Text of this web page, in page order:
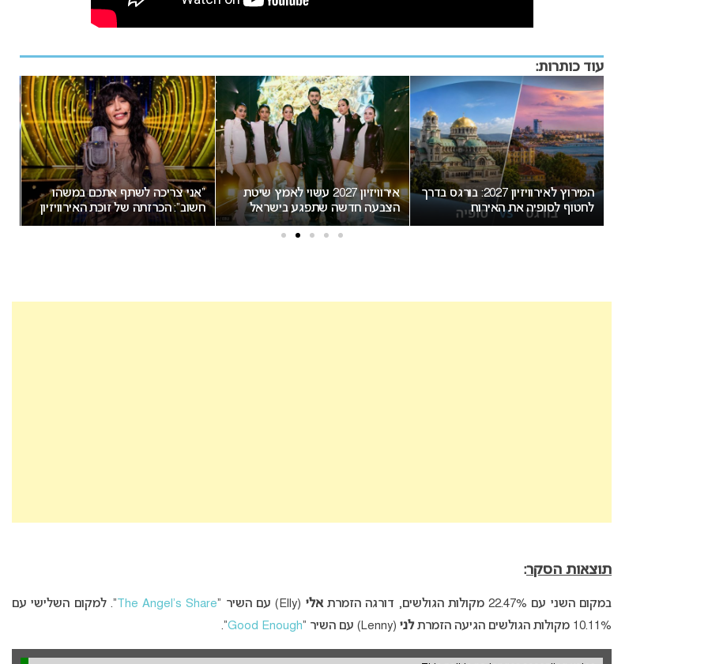
עוד כותרות:
המירוץ לאירוויזיון 2027: בורגס בדרך
לחטוף לסופיה את האירוח
אירוויזיון 2027 עשוי לאמץ שיטת
הצבעה חדשה שתפגע בישראל
“אני צריכה לשתף אתכם במשהו
חשוב”: הכרזתה של זוכת האירוויזיון
מסעירה את הרשת
תוצאות הסקר:
במקום השני עם 22.47% מקולות הגולשים, דורגה הזמרת אלי (Elly) עם השיר “ The Angel’s Share“. למקום השלישי עם
10.11% מקולות הגולשים הגיעה הזמרת
לני (Lenny) עם השיר “ Good Enough
“.